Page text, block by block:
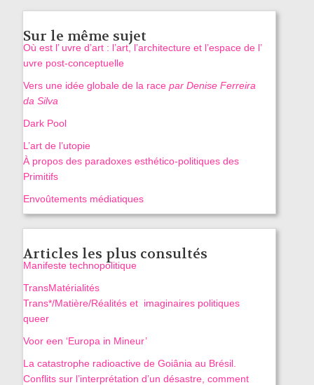
Sur le même sujet
Où est l’ uvre d’art : l’art, l’architecture et l’espace de l’
uvre post-conceptuelle
Vers une idée globale de la race par Denise Ferreira
da Silva
Dark Pool
L’art de l’utopie
À propos des paradoxes esthético-politiques des
Primitifs
Envoûtements médiatiques
Articles les plus consultés
Manifeste technopolitique
TransMatérialités
Trans*/Matière/Réalités et imaginaires politiques
queer
Voor een ‘Europa in Mineur’
La catastrophe radioactive de Goiânia au Brésil.
Conflits sur l’interprétation d’un désastre, comment